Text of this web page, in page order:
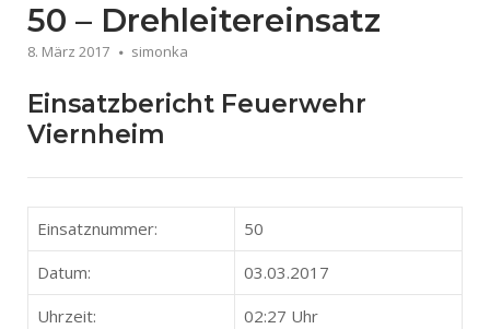
50 – Drehleitereinsatz
8. März 2017 simonka
Einsatzbericht Feuerwehr
Viernheim
Einsatznummer:
50
Datum:
03.03.2017
Uhrzeit:
02:27 Uhr